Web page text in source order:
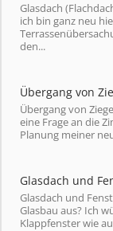
Glasdach
ich bin ganz neu
den...
Übergang von
Übergang von
eine Frage an die
Planung meiner
Glasdach und
Glasdach und
Glasbau aus? Ich
Klappfenster wie